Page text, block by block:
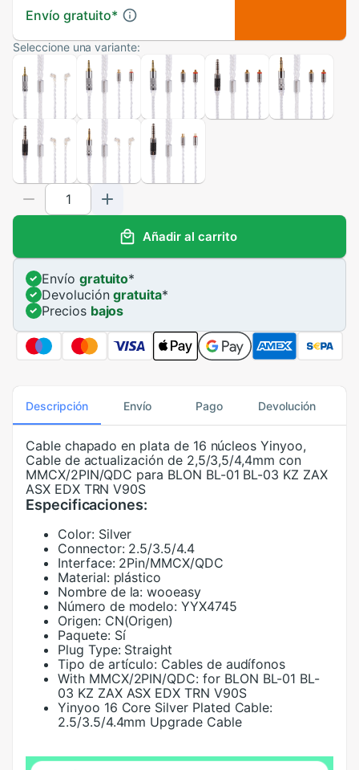
Envío gratuito*
Seleccione una variante:
Añadir al carrito
Envío gratuito*
Devolucióngratuita*
Precios bajos
Descripción Envío Pago Devolución
Cable chapado en plata de 16 núcleos Yinyoo,
Cable de actualización de 2,5/3,5/4,4mm con
MMCX/2PIN/QDC para BLON BL-01 BL-03 KZ ZAX
ASX EDX TRN V90S
Especificaciones:
Color: Silver
Connector: 2.5/3.5/4.4
Interface: 2Pin/MMCX/QDC
Material: plástico
Nombre de la: wooeasy
Número de modelo: YYX4745
Origen: CN(Origen)
Paquete: Sí
Plug Type: Straight
Tipo de artículo: Cables de audífonos
With MMCX/2PIN/QDC: for BLON BL-01 BL-
03 KZ ZAX ASX EDX TRN V90S
Yinyoo 16 Core Silver Plated Cable:
2.5/3.5/4.4mm Upgrade Cable